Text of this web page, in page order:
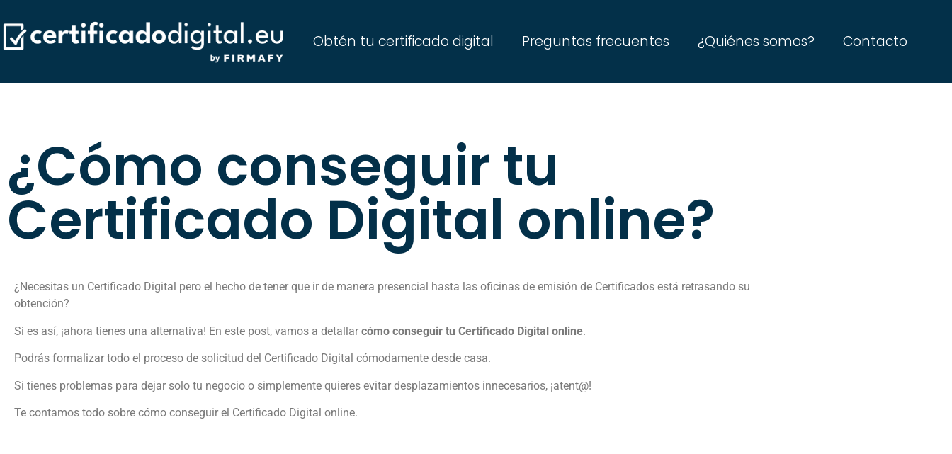
Obtén tu certificado digital Preguntas frecuentes ¿Quiénes somos? Contacto
¿Cómo conseguir tu
Certificado Digital online?
¿Necesitas un Certificado Digital pero el hecho de tener que ir de manera presencial hasta las oficinas de emisión de Certificados está retrasando su
obtención?
Si es así, ¡ahora tienes una alternativa! En este post, vamos a detallar cómo conseguir tu Certificado Digital online.
Podrás formalizar todo el proceso de solicitud del Certificado Digital cómodamente desde casa.
Si tienes problemas para dejar solo tu negocio o simplemente quieres evitar desplazamientos innecesarios, ¡atent@!
Te contamos todo sobre cómo conseguir el Certificado Digital online.